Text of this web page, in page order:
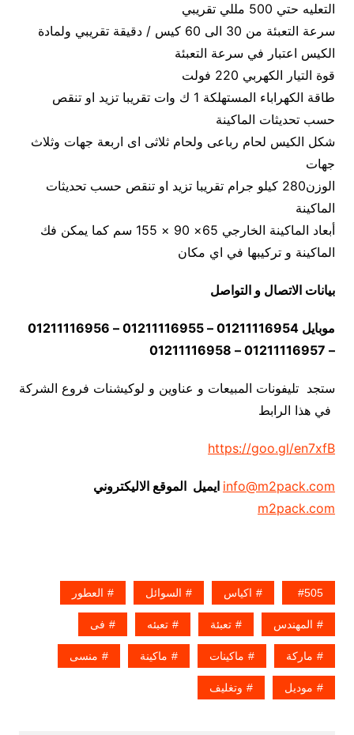
التعليه حتي 500 مللي تقريبي
سرعة التعبئة من 30 الى 60 كيس / دقيقة تقريبي ولمادة
الكيس اعتبار في سرعة التعبئة
قوة التيار الكهربي 220 فولت
طاقة الكهراباء المستهلكة 1 ك وات تقريبا تزيد او تنقص
حسب تحديثات الماكينة
شكل الكيس لحام رباعى ولحام ثلاثى اى اربعة جهات وثلاث
جهات
الوزن280 كيلو جرام تقريبا تزيد او تنقص حسب تحديثات
الماكينة
أبعاد الماكينة الخارجي 65× 90 × 155 سم كما يمكن فك
الماكينة و تركيبها في اي مكان
بيانات الاتصال و التواصل
موبايل 01211116954 – 01211116955 – 01211116956
– 01211116957 – 01211116958
ستجد تليفونات المبيعات و عناوين و لوكيشنات فروع الشركة
في هذا الرابط
https://goo.gl/en7xfB
info@m2pack.com ايميل الموقع الاليكتروني
m2pack.com
505 اكياس السوائل العطور
المهندس تعبئة تعبئه فى
ماركة ماكينات ماكينة منسى
موديل وتغليف